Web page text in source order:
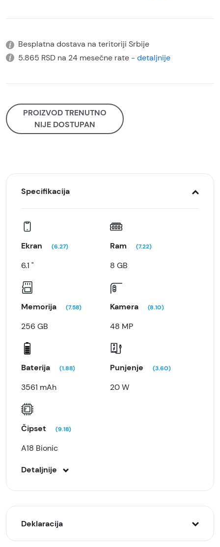
Besplatna dostava na teritoriji Srbije
5.865 RSD na 24 mesečne rate - detaljnije
PROIZVOD TRENUTNO
NIJE DOSTUPAN
Specifikacija
Ekran (6.27)
6.1 "
Ram (7.22)
8 GB
Memorija (7.58)
256 GB
Kamera (8.10)
48 MP
Baterija (1.88)
3561 mAh
Punjenje (3.60)
20 W
Čipset (9.18)
A18 Bionic
Detaljnije
Deklaracija